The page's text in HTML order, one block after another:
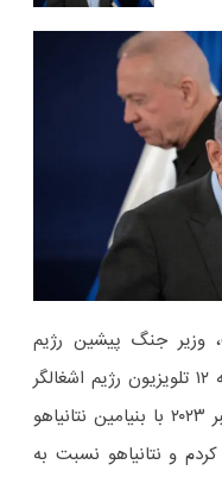
وزیر جنگ پیشین رژیم
صهیونیستی در جریان گفت‌وگو با شبکه ۱۲ تلویزیون رژیم اشغالگر
خاطرنشان کرد: پس از حمله هفتم اکتبر ۲۰۲۳ با بنیامین نتانیاهو
و نتانیاهو نسبت به